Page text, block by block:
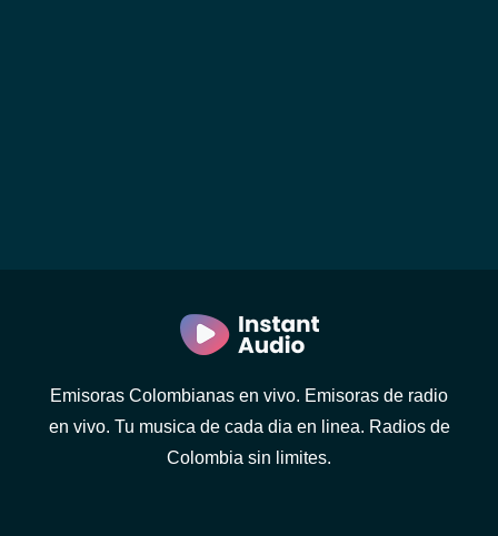
Emisoras Colombianas en vivo. Emisoras de radio
en vivo. Tu musica de cada dia en linea. Radios de
Colombia sin limites.